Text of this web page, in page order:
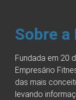
Sobre a
Fundada em 20
Empresário
das mais
levando